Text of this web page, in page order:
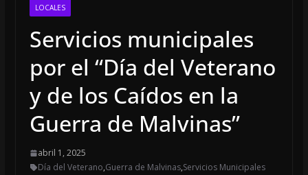
LOCALES
Servicios municipales
por el “Día del Veterano
y de los Caídos en la
Guerra de Malvinas”
abril 1, 2025
Día del Veterano,Guerra de Malvinas,Servicios Municipales